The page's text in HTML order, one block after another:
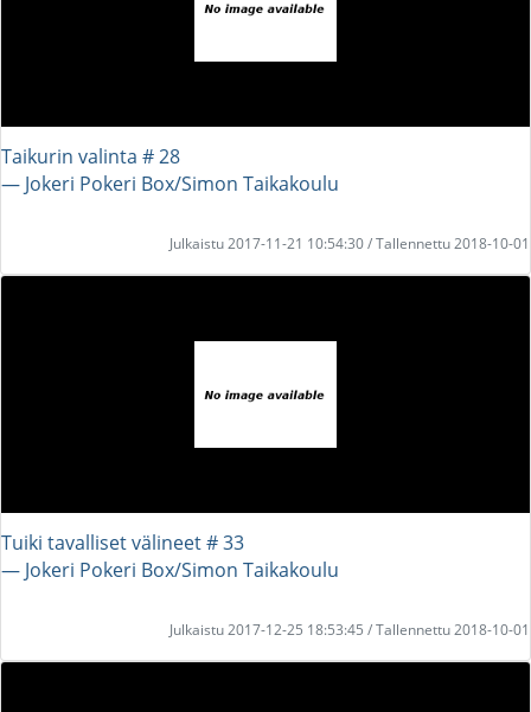
Taikurin valinta # 28
― Jokeri Pokeri Box/Simon Taikakoulu
Julkaistu 2017-11-21 10:54:30 / Tallennettu 2018-10-01
Tuiki tavalliset välineet # 33
― Jokeri Pokeri Box/Simon Taikakoulu
Julkaistu 2017-12-25 18:53:45 / Tallennettu 2018-10-01